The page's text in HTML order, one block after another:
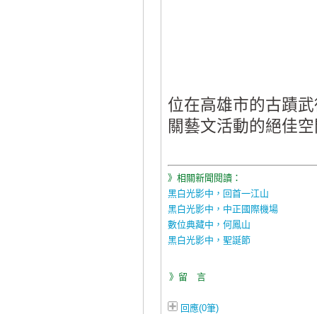
位在高雄市的古蹟
關藝文活動的絕佳
》相關新聞閱讀：
黑白光影中，回首一江山
黑白光影中，中正國際機場
數位典藏中，何鳳山
黑白光影中，聖誕節
》留 言
回應(0筆)